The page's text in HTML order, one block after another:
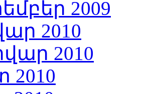
2009
2010
2010